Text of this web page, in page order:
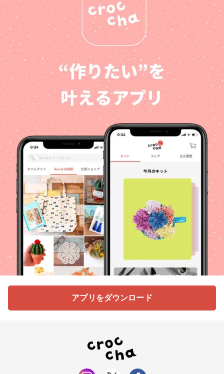
アプリをダウンロード